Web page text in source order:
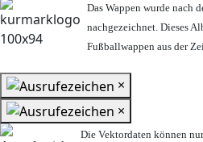
Das Wappen wurde nach
nachgezeichnet. Dieses
Fußballwappen aus der
×
×
Die Vektordaten können